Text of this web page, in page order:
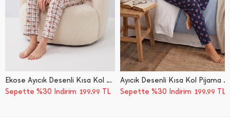
Ekose Ayıcık Desenli Kısa Kol Pijama Takımı
Sepette %30 İndirim 199,99 TL
Ayıcık Desenli Kısa Kol Pijama Takımı
Sepette %30 İndirim 199,99 TL